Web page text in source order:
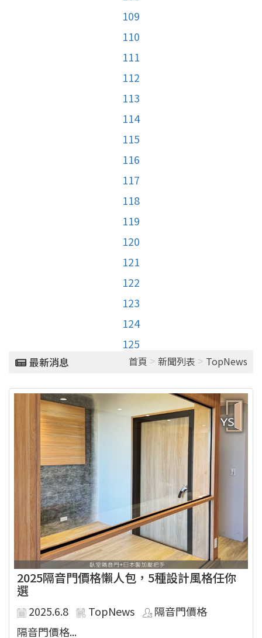
109
110
111
112
113
114
115
116
117
118
119
120
121
122
123
124
125
最新消息 首頁 > 新聞列表 > TopNews
2025隔音門價格懶人包，5種設計風格任你
選
2025.6.8 TopNews
隔音門價格
隔音門價格...